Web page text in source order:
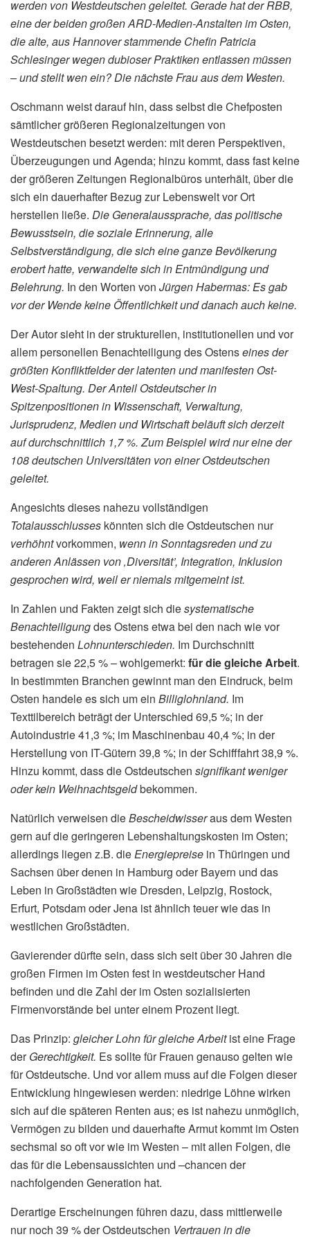
werden von Westdeutschen geleitet. Gerade hat der RBB,
eine der beiden großen ARD-Medien-Anstalten im Osten,
die alte, aus Hannover stammende Chefin Patricia
Schlesinger wegen dubioser Praktiken entlassen müssen
– und stellt wen ein? Die nächste Frau aus dem Westen.
Oschmann weist darauf hin, dass selbst die Chefposten
sämtlicher größeren Regionalzeitungen von
Westdeutschen besetzt werden: mit deren Perspektiven,
Überzeugungen und Agenda; hinzu kommt, dass fast keine
der größeren Zeitungen Regionalbüros unterhält, über die
sich ein dauerhafter Bezug zur Lebenswelt vor Ort
herstellen ließe. Die Generalaussprache, das politische
Bewusstsein, die soziale Erinnerung, alle
Selbstverständigung, die sich eine ganze Bevölkerung
erobert hatte, verwandelte sich in Entmündigung und
Belehrung. In den Worten von Jürgen Habermas: Es gab
vor der Wende keine Öffentlichkeit und danach auch keine.
Der Autor sieht in der strukturellen, institutionellen und vor
allem personellen Benachteiligung des Ostenseines der
größten Konfliktfelder der latenten und manifesten Ost-
West-Spaltung. Der Anteil Ostdeutscher in
Spitzenpositionen in Wissenschaft, Verwaltung,
Jurisprudenz, Medien und Wirtschaft beläuft sich derzeit
auf durchschnittlich 1,7 %. Zum Beispiel wird nur eine der
108 deutschen Universitäten von einer Ostdeutschen
geleitet.
Angesichts dieses nahezu vollständigen
Totalausschlusses könnten sich die Ostdeutschen nur
verhöhntvorkommen, wenn in Sonntagsreden und zu
anderen Anlässen von ‚Diversität’, Integration, Inklusion
gesprochen wird, weil er niemals mitgemeint ist.
In Zahlen und Fakten zeigt sich diesystematische
Benachteiligungdes Ostens etwa bei den nach wie vor
bestehenden Lohnunterschieden. Im Durchschnitt
betragen sie 22,5 % – wohlgemerkt: für die gleiche Arbeit.
In bestimmten Branchen gewinnt man den Eindruck, beim
Osten handele es sich um ein Billiglohnland. Im
Texttilbereich beträgt der Unterschied 69,5 %; in der
Autoindustrie 41,3 %; im Maschinenbau 40,4 %; in der
Herstellung von IT-Gütern 39,8 %; in der Schifffahrt 38,9 %.
Hinzu kommt, dass die Ostdeutschen signifikant weniger
oder kein Weihnachtsgeldbekommen.
Natürlich verweisen dieBescheidwisseraus dem Westen
gern auf die geringeren Lebenshaltungskosten im Osten;
allerdings liegen z.B. dieEnergiepreise in Thüringen und
Sachsen über denen in Hamburg oder Bayern und das
Leben in Großstädten wie Dresden, Leipzig, Rostock,
Erfurt, Potsdam oder Jena ist ähnlich teuer wie das in
westlichen Großstädten.
Gavierender dürfte sein, dass sich seit über 30 Jahren die
großen Firmen im Osten fest in westdeutscher Hand
befinden und die Zahl der im Osten sozialisierten
Firmenvorstände bei unter einem Prozent liegt.
Das Prinzip: gleicher Lohn für gleiche Arbeitist eine Frage
derGerechtigkeit. Es sollte für Frauen genauso gelten wie
für Ostdeutsche. Und vor allem muss auf die Folgen dieser
Entwicklung hingewiesen werden: niedrige Löhne wirken
sich auf die späteren Renten aus; es ist nahezu unmöglich,
Vermögen zu bilden und dauerhafte Armut kommt im Osten
sechsmal so oft vor wie im Westen – mit allen Folgen, die
das für die Lebensaussichten und –chancen der
nachfolgenden Generation hat.
Derartige Erscheinungen führen dazu, dass mittlerweile
nur noch 39 % der Ostdeutschen Vertrauen in die